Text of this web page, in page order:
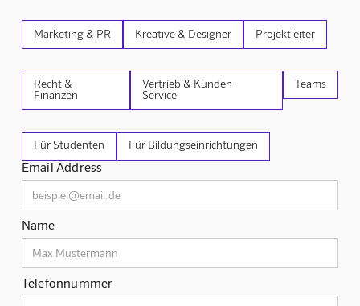
Marketing & PR Kreative & Designer Projektleiter
Recht &
Finanzen
Vertrieb & Kunden-
Service
Teams
Für Studenten Für Bildungseinrichtungen
Email Address
Name
Telefonnummer